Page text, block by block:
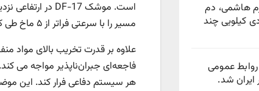
هاشمی، دم
کیلویی چند
عمومی
مسیر را با سرعتی فراتر از ۵ ماخ طی کند.
هر سیستم‌ دفاعی فرار کند. این